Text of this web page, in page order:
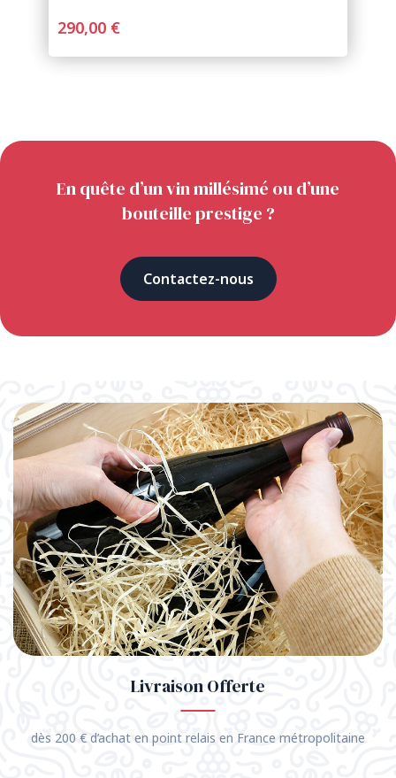
290,00 €
En quête d’un vin millésimé ou d’une
bouteille prestige ?
Contactez-nous
Livraison Offerte
dès 200 € d’achat en point relais en France métropolitaine